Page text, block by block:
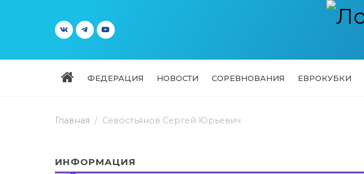
ФЕДЕРАЦИЯ НОВОСТИ СОРЕВНОВАНИЯ ЕВРОКУБКИ
Главная Севостьянов Сергей Юрьевич
ИНФОРМАЦИЯ